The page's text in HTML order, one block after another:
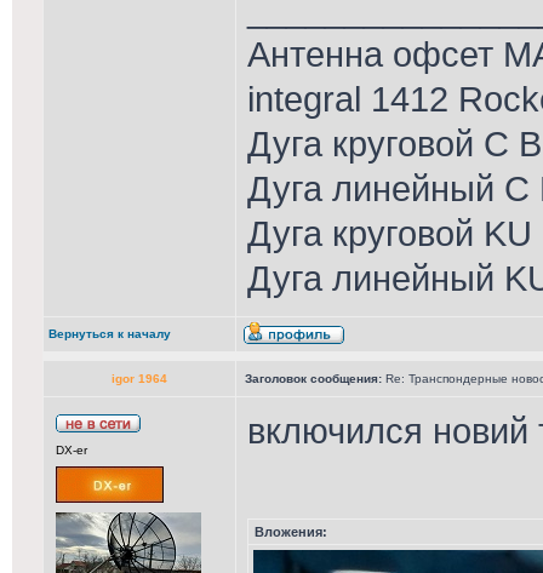
Антенна офсет
integral 1412
Дуга круговой С
Дуга линейный С
Дуга круговой
Дуга линейный
Вернуться к началу
igor 1964 Заголовок сообщения: Re: Транспондерные
DX-er включился
Вложения: